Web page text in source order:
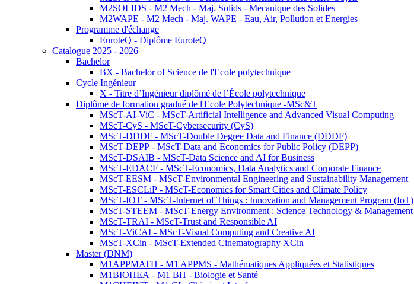
M2SOLIDS - M2 Mech - Maj. Solids - Mecanique des Solides
M2WAPE - M2 Mech - Maj. WAPE - Eau, Air, Pollution et Energies
Programme d'échange
EuroteQ - Diplôme EuroteQ
Catalogue 2025 - 2026
Bachelor
BX - Bachelor of Science de l'Ecole polytechnique
Cycle Ingénieur
X - Titre d’Ingénieur diplômé de l’École polytechnique
Diplôme de formation gradué de l'Ecole Polytechnique -MSc&T
MScT-AI-ViC - MScT-Artificial Intelligence and Advanced Visual Computing
MScT-CyS - MScT-Cybersecurity (CyS)
MScT-DDDF - MScT-Double Degree Data and Finance (DDDF)
MScT-DEPP - MScT-Data and Economics for Public Policy (DEPP)
MScT-DSAIB - MScT-Data Science and AI for Business
MScT-EDACF - MScT-Economics, Data Analytics and Corporate Finance
MScT-EESM - MScT-Environmental Engineering and Sustainability Management
MScT-ESCLiP - MScT-Economics for Smart Cities and Climate Policy
MScT-IOT - MScT-Internet of Things : Innovation and Management Program (IoT)
MScT-STEEM - MScT-Energy Environment : Science Technology & Management
MScT-TRAI - MScT-Trust and Responsible AI
MScT-ViCAI - MScT-Visual Computing and Creative AI
MScT-XCin - MScT-Extended Cinematography XCin
Master (DNM)
M1APPMATH - M1 APPMS - Mathématiques Appliquées et Statistiques
M1BIOHEA - M1 BH - Biologie et Santé